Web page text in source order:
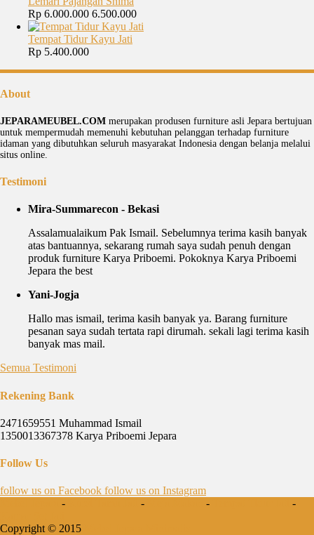
Rp 6.000.000 6.500.000
Tempat Tidur Kayu Jati
Rp 5.400.000
About
JEPARAMEUBEL.COM merupakan produsen furniture asli Jepara bertujuan
untuk mempermudah memenuhi kebutuhan pelanggan terhadap furniture
idaman yang dibutuhkan seluruh masyarakat Indonesia dengan belanja melalui
situs online.
Testimoni
Mira-Summarecon - Bekasi
Assalamualaikum Pak Ismail. Sebelumnya terima kasih banyak
atas bantuannya, sekarang rumah saya sudah penuh dengan
produk furniture Karya Priboemi. Pokoknya Karya Priboemi
Jepara the best
Yani-Jogja
Hallo mas ismail, terima kasih banyak ya. Barang furniture
pesanan saya sudah tertata rapi dirumah. sekali lagi terima kasih
banyak mas mail.
Semua Testimoni
Rekening Bank
2471659551 Muhammad Ismail
1350013367378 Karya Priboemi Jepara
Follow Us
follow us on Facebook follow us on Instagram
- - -
-
Copyright © 2015